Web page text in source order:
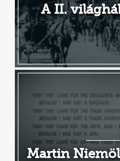
A II.
Martin